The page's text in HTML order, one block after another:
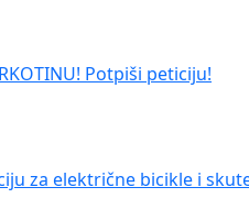
Potpiši peticiju!
za električne bicikle i